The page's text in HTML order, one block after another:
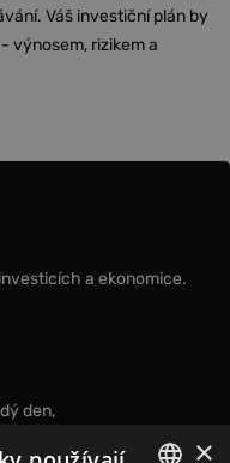
Váš investiční plán by
výnosem, rizikem a
a ekonomice.
den,
×